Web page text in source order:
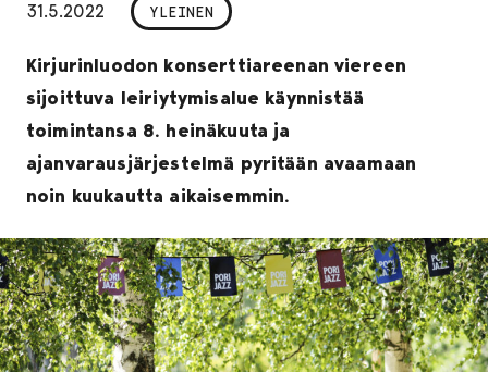
31.5.2022 YLEINEN
Kirjurinluodon konserttiareenan viereen
sijoittuva leiriytymisalue käynnistää
toimintansa 8. heinäkuuta ja
ajanvarausjärjestelmä pyritään avaamaan
noin kuukautta aikaisemmin.